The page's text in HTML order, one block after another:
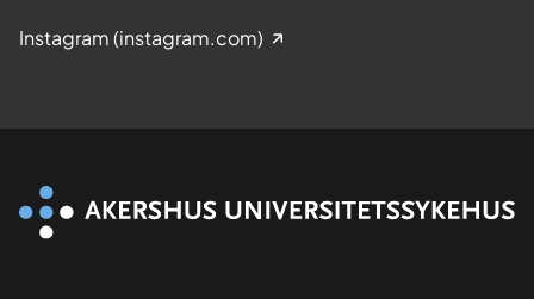
Instagram (instagram.com)